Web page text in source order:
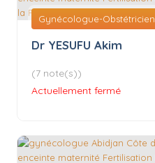
Gynécologue-Obstétricien
Dr YESUFU Akim
(7 note(s))
Actuellement fermé